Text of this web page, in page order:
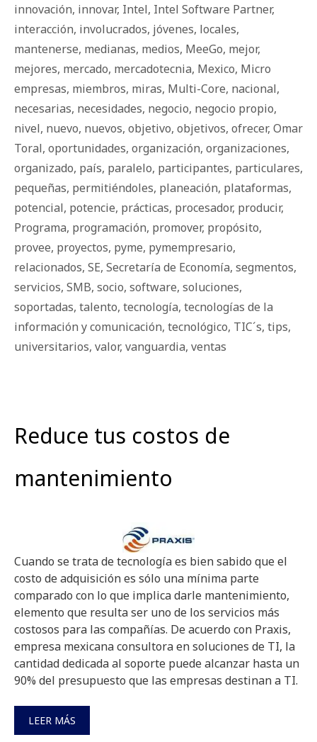
innovación, innovar, Intel, Intel Software Partner,
interacción, involucrados, jóvenes, locales,
mantenerse, medianas, medios, MeeGo, mejor,
mejores, mercado, mercadotecnia, Mexico, Micro
empresas, miembros, miras, Multi-Core, nacional,
necesarias, necesidades, negocio, negocio propio,
nivel, nuevo, nuevos, objetivo, objetivos, ofrecer, Omar
Toral, oportunidades, organización, organizaciones,
organizado, país, paralelo, participantes, particulares,
pequeñas, permitiéndoles, planeación, plataformas,
potencial, potencie, prácticas, procesador, producir,
Programa, programación, promover, propósito,
provee, proyectos, pyme, pymempresario,
relacionados, SE, Secretaría de Economía, segmentos,
servicios, SMB, socio, software, soluciones,
soportadas, talento, tecnología, tecnologías de la
información y comunicación, tecnológico, TIC´s, tips,
universitarios, valor, vanguardia, ventas
Reduce tus costos de
mantenimiento
Cuando se trata de tecnología es bien sabido que el
costo de adquisición es sólo una mínima parte
comparado con lo que implica darle mantenimiento,
elemento que resulta ser uno de los servicios más
costosos para las compañías. De acuerdo con Praxis,
empresa mexicana consultora en soluciones de TI, la
cantidad dedicada al soporte puede alcanzar hasta un
90% del presupuesto que las empresas destinan a TI.
LEER MÁS